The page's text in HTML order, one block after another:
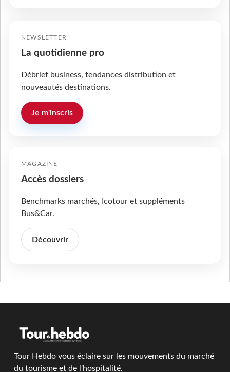
NEWSLETTER
La quotidienne pro
Débrief business, tendances distribution et
nouveautés destinations.
Je m'inscris
MAGAZINE
Accès dossiers
Benchmarks marchés, Icotour et suppléments
Bus&Car.
Découvrir
Tour Hebdo vous éclaire sur les mouvements du marché
du tourisme et de l'hospitalité.